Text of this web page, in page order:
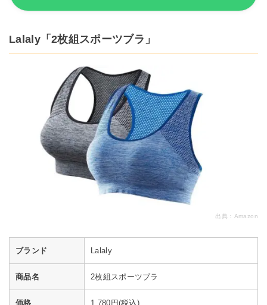
Lalaly「2枚組スポーツブラ」
出典： Amazon
ブランド Lalaly
商品名 2枚組スポーツブラ
価格 1,780円(税込)